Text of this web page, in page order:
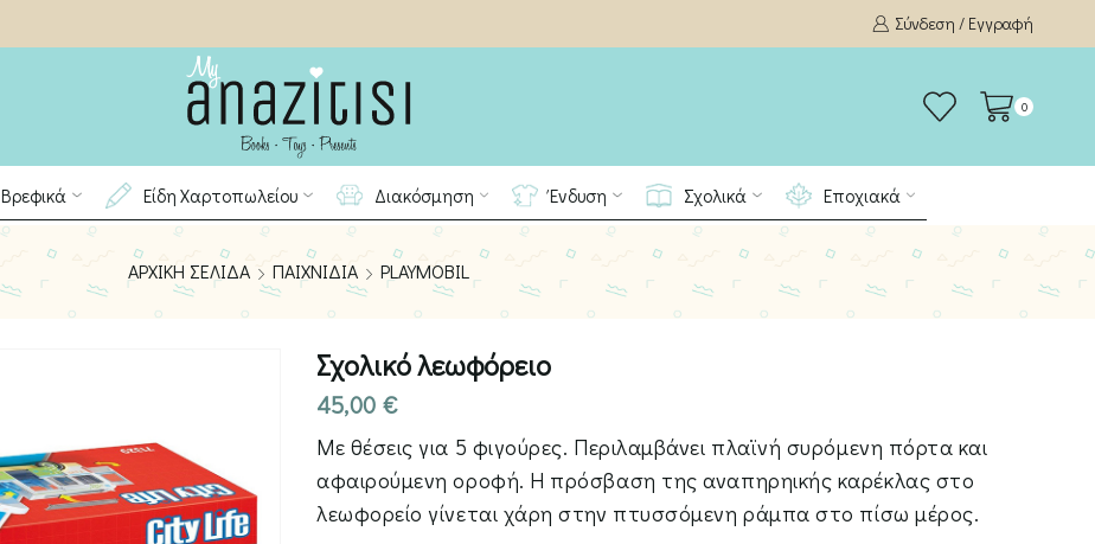
Σύνδεση / Εγγραφή
0
Βρεφικά Είδη Χαρτοπωλείου Διακόσμηση Ένδυση Σχολικά Εποχιακά
ΑΡΧΙΚΉ ΣΕΛΊΔΑ ΠΑΙΧΝΊΔΙΑ PLAYMOBIL
Σχολικό λεωφόρειο
45,00 €
Με θέσεις για 5 φιγούρες. Περιλαμβάνει πλαϊνή συρόμενη πόρτα και
αφαιρούμενη οροφή. Η πρόσβαση της αναπηρηικής καρέκλας στο
λεωφορείο γίνεται χάρη στην πτυσσόμενη ράμπα στο πίσω μέρος.